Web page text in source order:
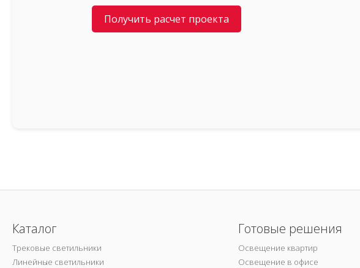
Получить расчет проекта
Каталог
Трековые светильники
Линейные светильники
Готовые решения
Освещение квартир
Освещение в офисе